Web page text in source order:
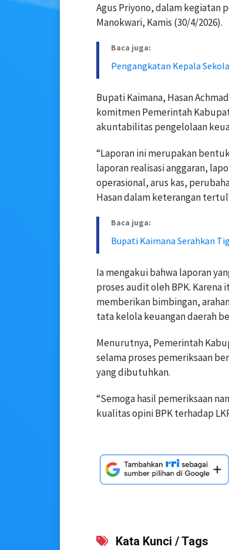
Agus Priyono, dalam kegiatan
Manokwari, Kamis (30/4/2026).
Baca juga:
Pengangkatan Kepala
Bupati Kaimana, Hasan
komitmen Pemerintah
akuntabilitas pengelolaan
“Laporan ini merupakan
laporan realisasi anggaran,
operasional, arus kas,
Hasan dalam keterangan
Baca juga:
Bupati Kaimana Serahkan
Ia mengakui bahwa laporan
proses audit oleh BPK.
memberikan bimbingan,
tata kelola keuangan daerah
Menurutnya, Pemerintah
selama proses pemeriksaan
yang dibutuhkan.
“Semoga hasil pemeriksaan
kualitas opini BPK terhadap
Kata Kunci / Tags